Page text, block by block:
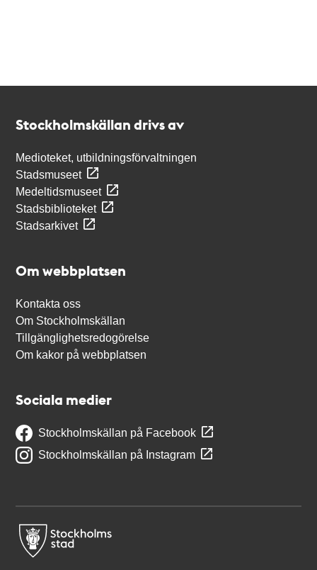
Stockholmskällan drivs av
Medioteket, utbildningsförvaltningen
Stadsmuseet
Medeltidsmuseet
Stadsbiblioteket
Stadsarkivet
Om webbplatsen
Kontakta oss
Om Stockholmskällan
Tillgänglighetsredogörelse
Om kakor på webbplatsen
Sociala medier
Stockholmskällan på Facebook
Stockholmskällan på Instagram